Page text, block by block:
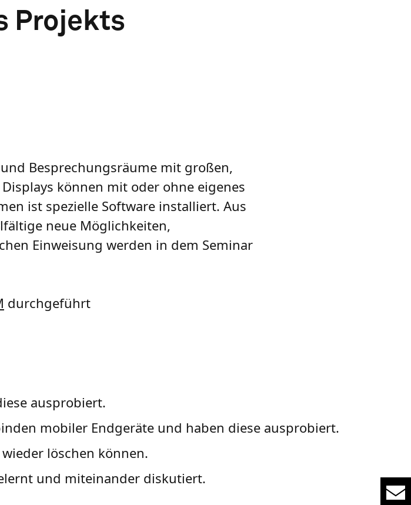
Projekts
Besprechungsräume mit großen,
können mit oder ohne eigenes
ist spezielle Software installiert. Aus
neue Möglichkeiten,
Einweisung werden in dem Seminar
durchgeführt
ausprobiert.
mobiler Endgeräte und haben diese ausprobiert.
löschen können.
und miteinander diskutiert.